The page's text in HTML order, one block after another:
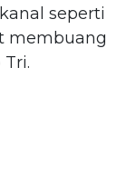
seperti
membuang